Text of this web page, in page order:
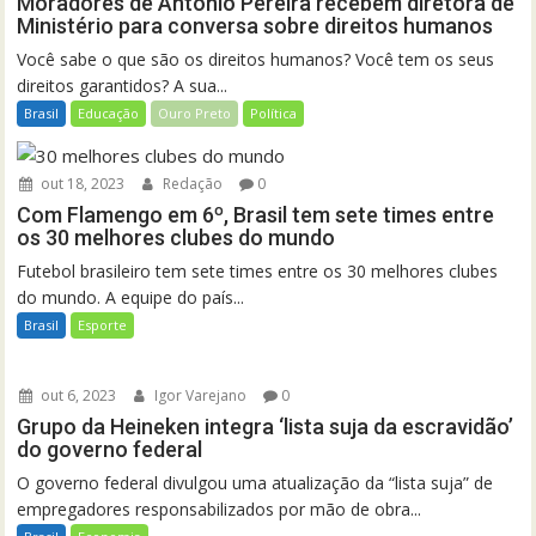
Ministério para conversa sobre direitos humanos
Você sabe o que são os direitos humanos? Você tem os seus
direitos garantidos? A sua...
Brasil Educação Ouro Preto Política
out 18, 2023 Redação 0
Com Flamengo em 6º, Brasil tem sete times entre
os 30 melhores clubes do mundo
Futebol brasileiro tem sete times entre os 30 melhores clubes
do mundo. A equipe do país...
Brasil Esporte
out 6, 2023 Igor Varejano 0
Grupo da Heineken integra ‘lista suja da escravidão’
do governo federal
O governo federal divulgou uma atualização da “lista suja” de
empregadores responsabilizados por mão de obra...